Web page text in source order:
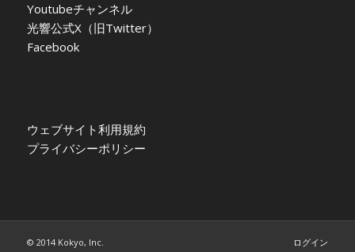
Youtubeチャンネル
光響公式X（旧Twitter）
Facebook
ウェブサイト利用規約
プライバシーポリシー
© 2014 Kokyo, Inc. ログイン